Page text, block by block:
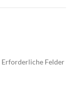
Erforderliche Felder